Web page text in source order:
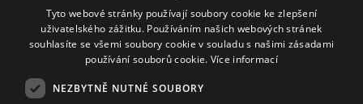
Kříženeckého nám. 322
152 00 Praha 5
IČ 416 93 311
Tyto webové stránky používají soubory cookie ke zlepšení
uživatelského zážitku. Používáním našich webových stránek
souhlasíte se všemi soubory cookie v souladu s našimi zásadami
používání souborů cookie. Více informací
NEZBYTNĚ NUTNÉ SOUBORY